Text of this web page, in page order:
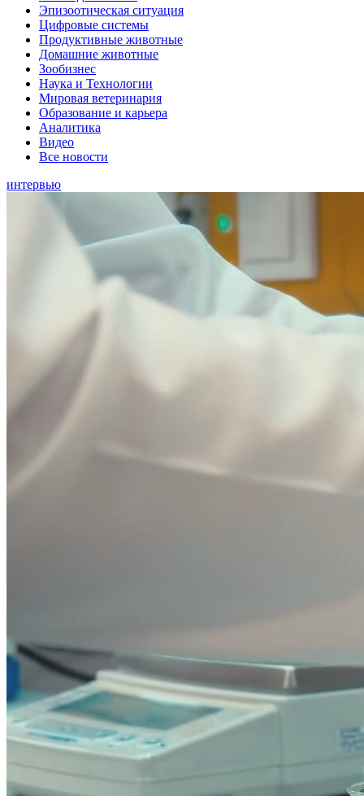
Эпизоотическая ситуация
Цифровые системы
Продуктивные животные
Домашние животные
Зообизнес
Наука и Технологии
Мировая ветеринария
Образование и карьера
Аналитика
Видео
Все новости
интервью